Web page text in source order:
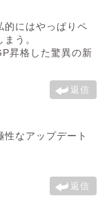
的にはやっぱりペ
う。
昇格した驚異の新
返信
なアップデート
返信